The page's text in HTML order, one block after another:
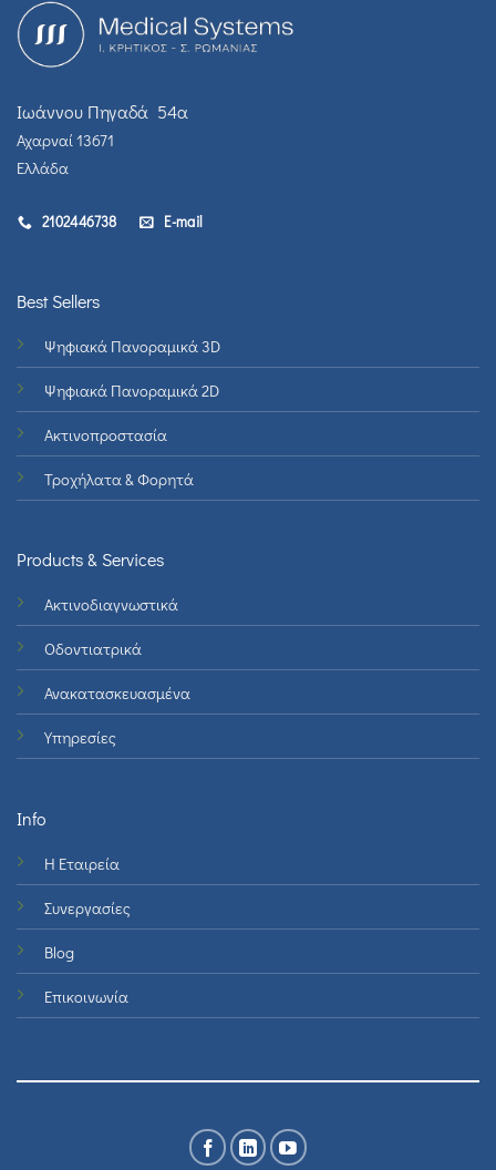
Ιωάννου Πηγαδά 54α
Αχαρναί 13671
Ελλάδα
2102446738 E-mail
Best Sellers
Ψηφιακά Πανοραμικά 3D
Ψηφιακά Πανοραμικά 2D
Ακτινοπροστασία
Τροχήλατα & Φορητά
Products & Services
Ακτινοδιαγνωστικά
Οδοντιατρικά
Ανακατασκευασμένα
Υπηρεσίες
Info
Η Εταιρεία
Συνεργασίες
Blog
Επικοινωνία